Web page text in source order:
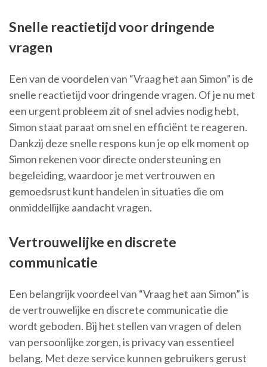
Snelle reactietijd voor dringende
vragen
Een van de voordelen van “Vraag het aan Simon” is de
snelle reactietijd voor dringende vragen. Of je nu met
een urgent probleem zit of snel advies nodig hebt,
Simon staat paraat om snel en efficiënt te reageren.
Dankzij deze snelle respons kun je op elk moment op
Simon rekenen voor directe ondersteuning en
begeleiding, waardoor je met vertrouwen en
gemoedsrust kunt handelen in situaties die om
onmiddellijke aandacht vragen.
Vertrouwelijke en discrete
communicatie
Een belangrijk voordeel van “Vraag het aan Simon” is
de vertrouwelijke en discrete communicatie die
wordt geboden. Bij het stellen van vragen of delen
van persoonlijke zorgen, is privacy van essentieel
belang. Met deze service kunnen gebruikers gerust